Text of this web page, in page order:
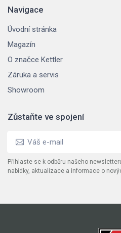
Navigace
Úvodní stránka
Magazín
O značce Kettler
Záruka a servis
Showroom
Zůstaňte ve spojení
Přihlaste se k odběru našeho
nabídky, aktualizace a informace o